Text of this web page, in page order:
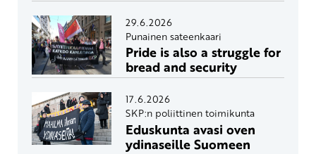
29.6.2026
Punainen sateenkaari
Pride is also a struggle for
bread and security
17.6.2026
SKP:n poliittinen toimikunta
Eduskunta avasi oven
ydinaseille Suomeen